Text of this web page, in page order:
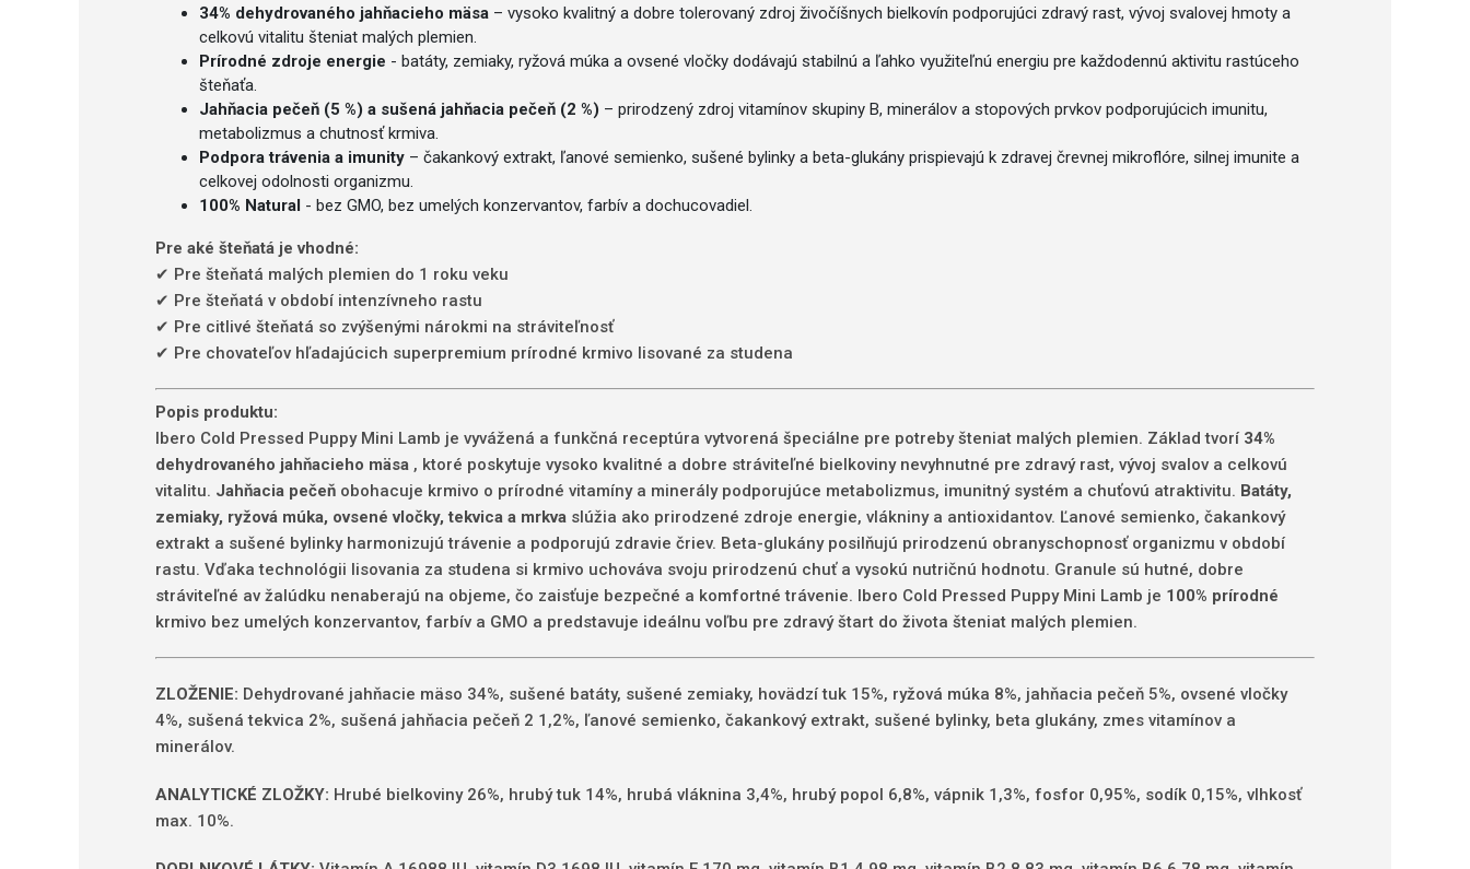
34% dehydrovaného jahňacieho mäsa – vysoko kvalitný a dobre tolerovaný zdroj živočíšnych bielkovín podporujúci zdravý rast, vývoj svalovej hmoty a
celkovú vitalitu šteniat malých plemien.
Prírodné zdroje energie - batáty, zemiaky, ryžová múka a ovsené vločky dodávajú stabilnú a ľahko využiteľnú energiu pre každodennú aktivitu rastúceho
šteňaťa.
Jahňacia pečeň (5 %) a sušená jahňacia pečeň (2 %) – prirodzený zdroj vitamínov skupiny B, minerálov a stopových prvkov podporujúcich imunitu,
metabolizmus a chutnosť krmiva.
Podpora trávenia a imunity – čakankový extrakt, ľanové semienko, sušené bylinky a beta-glukány prispievajú k zdravej črevnej mikroflóre, silnej imunite a
celkovej odolnosti organizmu.
100% Natural - bez GMO, bez umelých konzervantov, farbív a dochucovadiel.
Pre aké šteňatá je vhodné:
✔ Pre šteňatá malých plemien do 1 roku veku
✔ Pre šteňatá v období intenzívneho rastu
✔ Pre citlivé šteňatá so zvýšenými nárokmi na stráviteľnosť
✔ Pre chovateľov hľadajúcich superpremium prírodné krmivo lisované za studena
Popis produktu:
Ibero Cold Pressed Puppy Mini Lamb je vyvážená a funkčná receptúra vytvorená špeciálne pre potreby šteniat malých plemien. Základ tvorí 34%
dehydrovaného jahňacieho mäsa , ktoré poskytuje vysoko kvalitné a dobre stráviteľné bielkoviny nevyhnutné pre zdravý rast, vývoj svalov a celkovú
vitalitu. Jahňacia pečeň obohacuje krmivo o prírodné vitamíny a minerály podporujúce metabolizmus, imunitný systém a chuťovú atraktivitu. Batáty,
zemiaky, ryžová múka, ovsené vločky, tekvica a mrkva slúžia ako prirodzené zdroje energie, vlákniny a antioxidantov. Ľanové semienko, čakankový
extrakt a sušené bylinky harmonizujú trávenie a podporujú zdravie čriev. Beta-glukány posilňujú prirodzenú obranyschopnosť organizmu v období
rastu. Vďaka technológii lisovania za studena si krmivo uchováva svoju prirodzenú chuť a vysokú nutričnú hodnotu. Granule sú hutné, dobre
stráviteľné av žalúdku nenaberajú na objeme, čo zaisťuje bezpečné a komfortné trávenie. Ibero Cold Pressed Puppy Mini Lamb je 100% prírodné
krmivo bez umelých konzervantov, farbív a GMO a predstavuje ideálnu voľbu pre zdravý štart do života šteniat malých plemien.
ZLOŽENIE: Dehydrované jahňacie mäso 34%, sušené batáty, sušené zemiaky, hovädzí tuk 15%, ryžová múka 8%, jahňacia pečeň 5%, ovsené vločky
4%, sušená tekvica 2%, sušená jahňacia pečeň 2 1,2%, ľanové semienko, čakankový extrakt, sušené bylinky, beta glukány, zmes vitamínov a
minerálov.
ANALYTICKÉ ZLOŽKY: Hrubé bielkoviny 26%, hrubý tuk 14%, hrubá vláknina 3,4%, hrubý popol 6,8%, vápnik 1,3%, fosfor 0,95%, sodík 0,15%, vlhkosť
max. 10%.